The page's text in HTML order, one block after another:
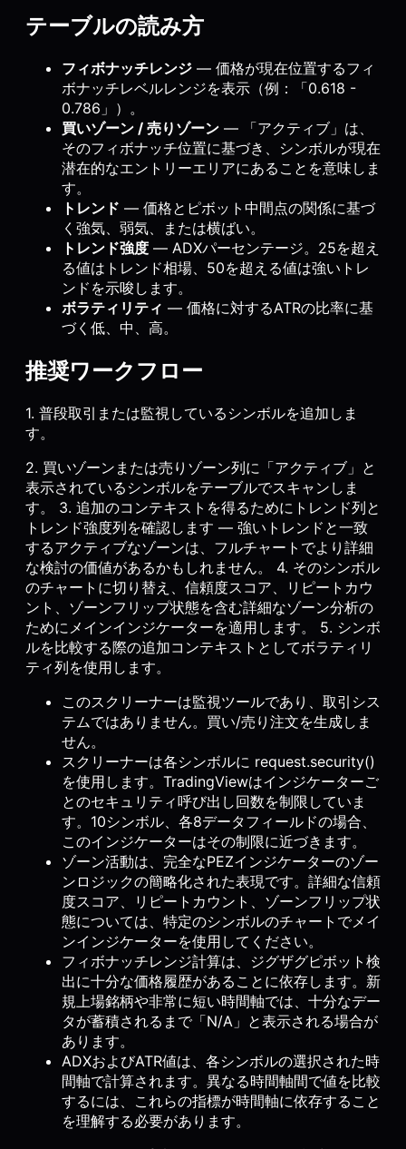
テーブルの読み方
フィボナッチレンジ — 価格が現在位置するフィ
ボナッチレベルレンジを表示（例：「0.618 -
0.786」）。
買いゾーン / 売りゾーン — 「アクティブ」は、
そのフィボナッチ位置に基づき、シンボルが現在
潜在的なエントリーエリアにあることを意味しま
す。
トレンド — 価格とピボット中間点の関係に基づ
く強気、弱気、または横ばい。
トレンド強度 — ADXパーセンテージ。25を超え
る値はトレンド相場、50を超える値は強いトレ
ンドを示唆します。
ボラティリティ — 価格に対するATRの比率に基
づく低、中、高。
推奨ワークフロー
1. 普段取引または監視しているシンボルを追加しま
す。
2. 買いゾーンまたは売りゾーン列に「アクティブ」と
表示されているシンボルをテーブルでスキャンしま
す。 3. 追加のコンテキストを得るためにトレンド列と
トレンド強度列を確認します — 強いトレンドと一致
するアクティブなゾーンは、フルチャートでより詳細
な検討の価値があるかもしれません。 4. そのシンボル
のチャートに切り替え、信頼度スコア、リピートカウ
ント、ゾーンフリップ状態を含む詳細なゾーン分析の
ためにメインインジケーターを適用します。 5. シンボ
ルを比較する際の追加コンテキストとしてボラティリ
ティ列を使用します。
このスクリーナーは監視ツールであり、取引シス
テムではありません。買い/売り注文を生成しま
せん。
スクリーナーは各シンボルに request.security()
を使用します。TradingViewはインジケーターご
とのセキュリティ呼び出し回数を制限していま
す。10シンボル、各8データフィールドの場合、
このインジケーターはその制限に近づきます。
ゾーン活動は、完全なPEZインジケーターのゾー
ンロジックの簡略化された表現です。詳細な信頼
度スコア、リピートカウント、ゾーンフリップ状
態については、特定のシンボルのチャートでメイ
ンインジケーターを使用してください。
フィボナッチレンジ計算は、ジグザグピボット検
出に十分な価格履歴があることに依存します。新
規上場銘柄や非常に短い時間軸では、十分なデー
タが蓄積されるまで「N/A」と表示される場合が
あります。
ADXおよびATR値は、各シンボルの選択された時
間軸で計算されます。異なる時間軸間で値を比較
するには、これらの指標が時間軸に依存すること
を理解する必要があります。